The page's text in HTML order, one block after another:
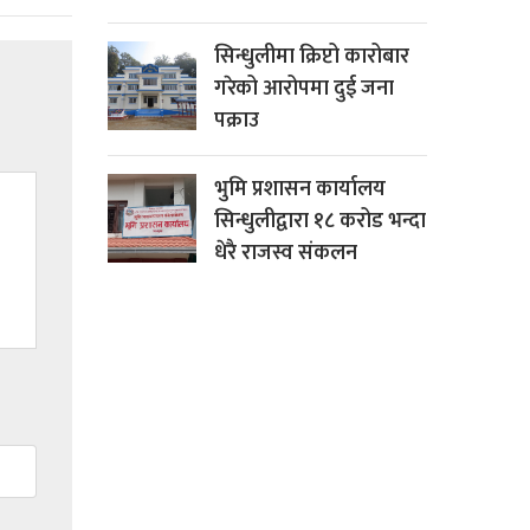
सिन्धुलीमा क्रिप्टो कारोबार
गरेको आरोपमा दुई जना
पक्राउ
भुमि प्रशासन कार्यालय
सिन्धुलीद्वारा १८ करोड भन्दा
धेरै राजस्व संकलन